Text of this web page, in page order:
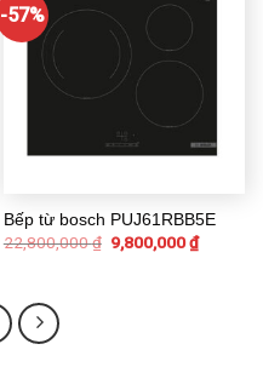
-57%
Bếp từ bosch PUJ61RBB5E
22,800,000₫ 9,800,000₫